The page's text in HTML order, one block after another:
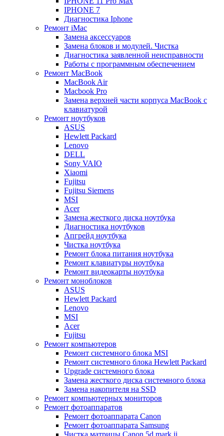
IPHONE 7
Диагностика Iphone
Ремонт iMac
Замена аксессуаров
Замена блоков и модулей. Чистка
Диагностика заявленной неисправности
Работы с программным обеспечением
Ремонт MacBook
MacBook Air
Macbook Pro
Замена верхней части корпуса MacBook с
клавиатурой
Ремонт ноутбуков
ASUS
Hewlett Packard
Lenovo
DELL
Sony VAIO
Xiaomi
Fujitsu
Fujitsu Siemens
MSI
Acer
Замена жесткого диска ноутбука
Диагностика ноутбуков
Апгрейд ноутбука
Чистка ноутбука
Ремонт блока питания ноутбука
Ремонт клавиатуры ноутбука
Ремонт видеокарты ноутбука
Ремонт моноблоков
ASUS
Hewlett Packard
Lenovo
MSI
Acer
Fujitsu
Ремонт компьютеров
Ремонт системного блока MSI
Ремонт системного блока Hewlett Packard
Upgrade системного блока
Замена жесткого диска системного блока
Замена накопителя на SSD
Ремонт компьютерных мониторов
Ремонт фотоаппаратов
Ремонт фотоаппарата Canon
Ремонт фотоаппарата Samsung
Чистка матрицы Canon 5d mark ii